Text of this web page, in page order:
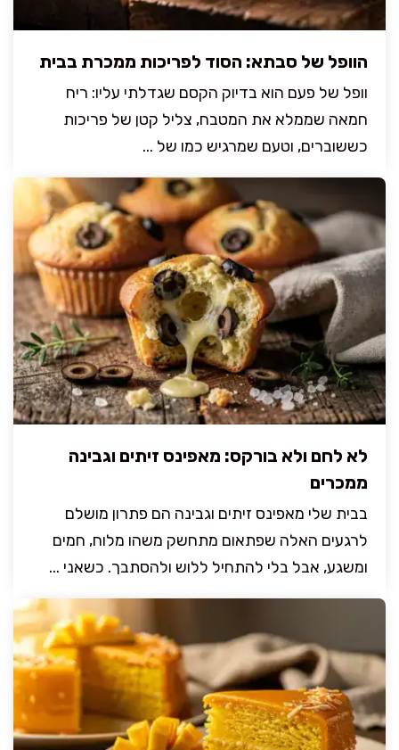
הוופל של סבתא: הסוד לפריכות ממכרת בבית
וופל של פעם הוא בדיוק הקסם שגדלתי עליו: ריח
חמאה שממלא את המטבח, צליל קטן של פריכות
כששוברים, וטעם שמרגיש כמו של ...
לא לחם ולא בורקס: מאפינס זיתים וגבינה
ממכרים
בבית שלי מאפינס זיתים וגבינה הם פתרון מושלם
לרגעים האלה שפתאום מתחשק משהו מלוח, חמים
ומשגע, אבל בלי להתחיל ללוש ולהסתבך. כשאני ...